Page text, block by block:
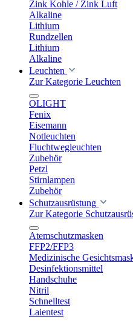
Zink Kohle / Zink Luft
Alkaline
Lithium
Rundzellen
Lithium
Alkaline
Leuchten
Zur Kategorie Leuchten
OLIGHT
Fenix
Eisemann
Notleuchten
Fluchtwegleuchten
Zubehör
Petzl
Stirnlampen
Zubehör
Schutzausrüstung
Zur Kategorie
Atemschutzmasken
FFP2/FFP3
Medizinische
Desinfektionsmittel
Handschuhe
Nitril
Schnelltest
Laientest